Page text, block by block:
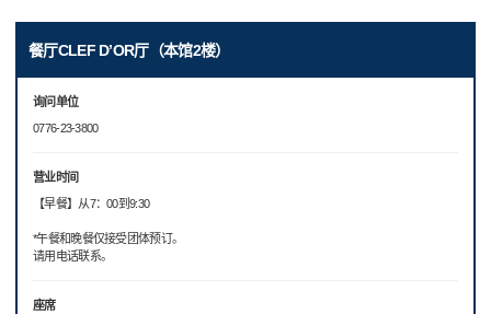
餐厅CLEF D’OR厅（本馆2楼）
询问单位
0776-23-3800
营业时间
【早餐】从7：00到9:30
*午餐和晚餐仅接受团体预订。
请用电话联系。
座席